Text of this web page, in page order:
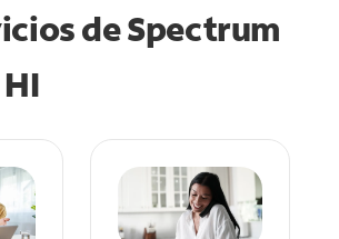
de Spectrum